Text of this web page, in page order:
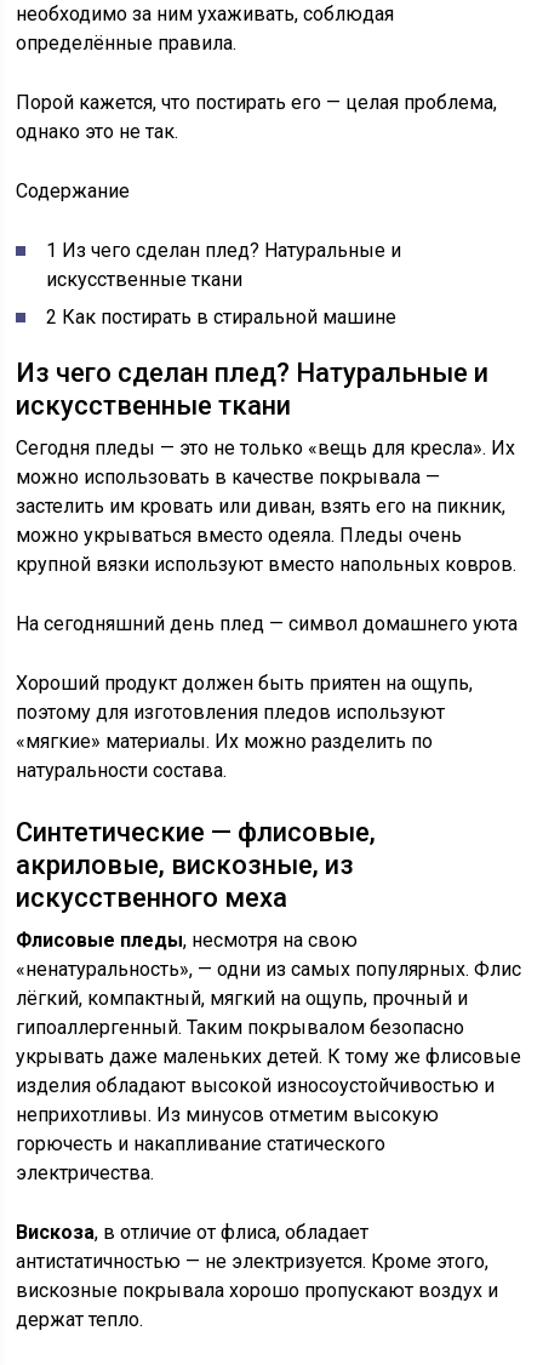
необходимо за ним ухаживать, соблюдая
определённые правила.
Порой кажется, что постирать его — целая проблема,
однако это не так.
Содержание
1 Из чего сделан плед? Натуральные и
искусственные ткани
2 Как постирать в стиральной машине
Из чего сделан плед? Натуральные и
искусственные ткани
Сегодня пледы — это не только «вещь для кресла». Их
можно использовать в качестве покрывала —
застелить им кровать или диван, взять его на пикник,
можно укрываться вместо одеяла. Пледы очень
крупной вязки используют вместо напольных ковров.
На сегодняшний день плед — символ домашнего уюта
Хороший продукт должен быть приятен на ощупь,
поэтому для изготовления пледов используют
«мягкие» материалы. Их можно разделить по
натуральности состава.
Синтетические — флисовые,
акриловые, вискозные, из
искусственного меха
Флисовые пледы, несмотря на свою
«ненатуральность», — одни из самых популярных. Флис
лёгкий, компактный, мягкий на ощупь, прочный и
гипоаллергенный. Таким покрывалом безопасно
укрывать даже маленьких детей. К тому же флисовые
изделия обладают высокой износоустойчивостью и
неприхотливы. Из минусов отметим высокую
горючесть и накапливание статического
электричества.
Вискоза, в отличие от флиса, обладает
антистатичностью — не электризуется. Кроме этого,
вискозные покрывала хорошо пропускают воздух и
держат тепло.